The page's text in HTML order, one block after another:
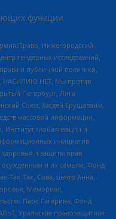
функции
Нижегородский
гендерных исследований,
и публичной политики,
НАСИЛИЮ.НЕТ, Мы против
Петербург, Лига
Союз, Хасдей Ерушалаим,
массовой информации,
глобализации и
инициатив
и защиты прав
и их семьям, Фонд
Так-Так, Сова, центр Анна,
Мемориал,
Парк Гагарина, Фонд
Уральская правозащитная